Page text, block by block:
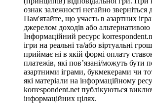
ознак залежності негайно зверніться
Пам'ятайте, що участь в азартних
джерелом доходів або альтернативою
Інформаційний ресурс
ігри на реальні та/або віртуальні
приймає ні в якій формі оплату
платежів, які пов’язані/можуть бути
азартними іграми, букмекерами чи
які матеріали на інформаційному
korrespondent.net публікуються
інформаційних цілях.